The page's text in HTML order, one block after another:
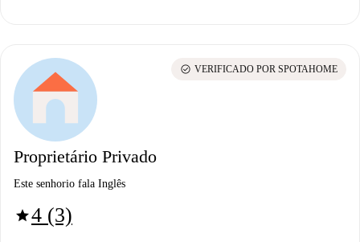
Proprietário Privado
Este senhorio fala Inglês
star4 (3)
check_circle VERIFICADO POR SPOTAHOME